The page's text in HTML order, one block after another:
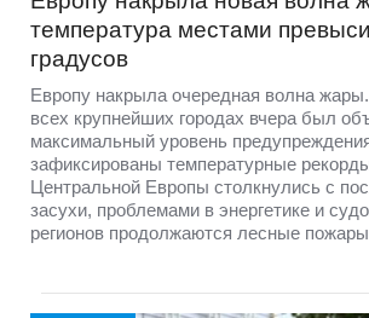
температура местами
градусов
Европу накрыла очередная волна
всех крупнейших городах вчера был
максимальный уровень
зафиксированы температурные
Центральной Европы столкнулись с
засухи, проблемами в энергетике и
регионов продолжаются лесные